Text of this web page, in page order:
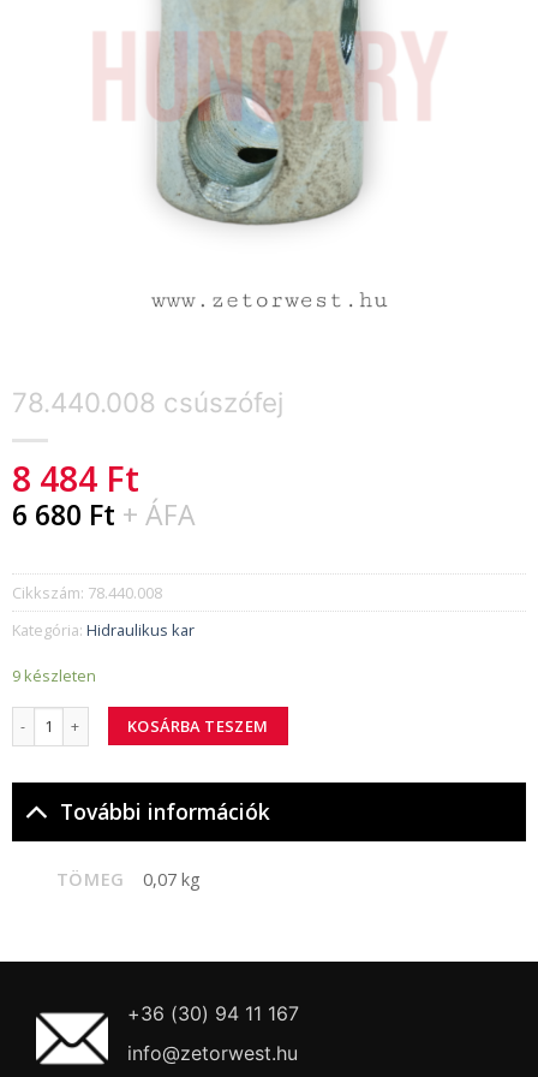
78.440.008 csúszófej
8 484 Ft
6 680 Ft + ÁFA
Cikkszám: 78.440.008
Kategória: Hidraulikus kar
9 készleten
78.440.008 csúszófej mennyiség
KOSÁRBA TESZEM
További információk
TÖMEG 0,07 kg
+36 (30) 94 11 167
info@zetorwest.hu